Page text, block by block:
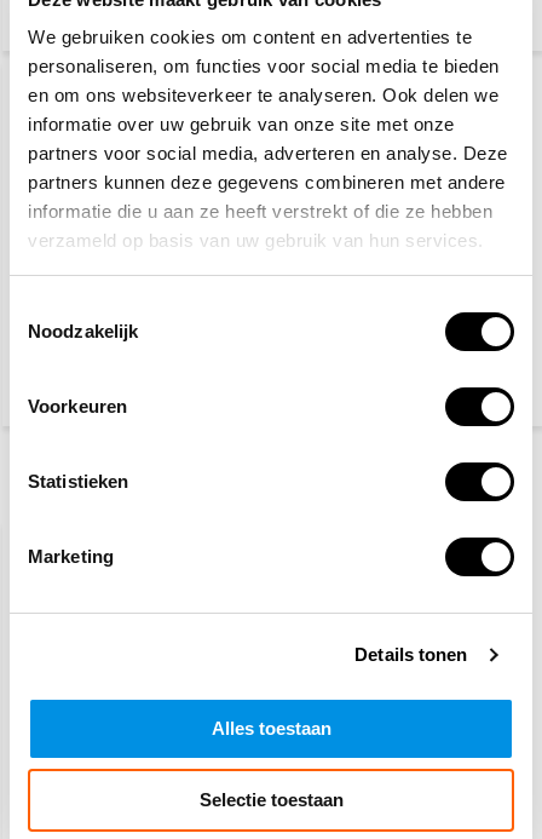
We gebruiken cookies om content en advertenties te
personaliseren, om functies voor social media te bieden
en om ons websiteverkeer te analyseren. Ook delen we
informatie over uw gebruik van onze site met onze
partners voor social media, adverteren en analyse. Deze
partners kunnen deze gegevens combineren met andere
informatie die u aan ze heeft verstrekt of die ze hebben
verzameld op basis van uw gebruik van hun services.
Noodzakelijk
Voorkeuren
Statistieken
Marketing
Details tonen
Alles toestaan
Selectie toestaan
Plum QuickFix
BHV koffer HACCP
Plum QuickFix